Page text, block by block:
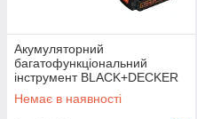
Акумуляторний
багатофункціональний
інструмент BLACK+DECKER
MT218KB 18 В 1.5 Аг 20.9 Нм
1.46 кг безщітковий двигун
Немає в наявності